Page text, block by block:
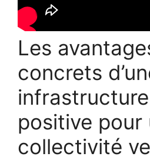
Les
concrets
positive pour
collectivité